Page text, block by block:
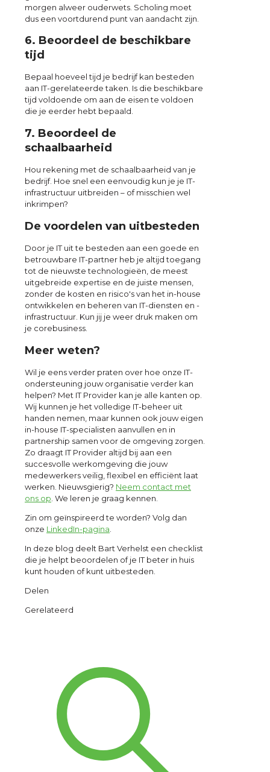
morgen alweer ouderwets. Scholing moet
dus een voortdurend punt van aandacht zijn.
6. Beoordeel de beschikbare
tijd
Bepaal hoeveel tijd je bedrijf kan besteden
aan IT-gerelateerde taken. Is die beschikbare
tijd voldoende om aan de eisen te voldoen
die je eerder hebt bepaald.
7. Beoordeel de
schaalbaarheid
Hou rekening met de schaalbaarheid van je
bedrijf. Hoe snel een eenvoudig kun je je IT-
infrastructuur uitbreiden – of misschien wel
inkrimpen?
De voordelen van uitbesteden
Door je IT uit te besteden aan een goede en
betrouwbare IT-partner heb je altijd toegang
tot de nieuwste technologieën, de meest
uitgebreide expertise en de juiste mensen,
zonder de kosten en risico's van het in-house
ontwikkelen en beheren van IT-diensten en -
infrastructuur. Kun jij je weer druk maken om
je corebusiness.
Meer weten?
Wil je eens verder praten over hoe onze IT-
ondersteuning jouw organisatie verder kan
helpen? Met IT Provider kan je alle kanten op.
Wij kunnen je het volledige IT-beheer uit
handen nemen, maar kunnen ook jouw eigen
in-house IT-specialisten aanvullen en in
partnership samen voor de omgeving zorgen.
Zo draagt IT Provider altijd bij aan een
succesvolle werkomgeving die jouw
medewerkers veilig, flexibel en efficiënt laat
werken. Nieuwsgierig? Neem contact met
ons op . We leren je graag kennen.
Zin om geïnspireerd te worden? Volg dan
onze LinkedIn-pagina
In deze blog deelt Bart Verhelst een checklist
die je helpt beoordelen of je IT beter in huis
kunt houden of kunt uitbesteden.
Delen
Gerelateerd